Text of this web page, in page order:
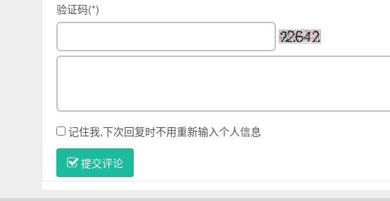
验证码(*)
记住我,下次回复时不用重新输入个人信息
提交评论